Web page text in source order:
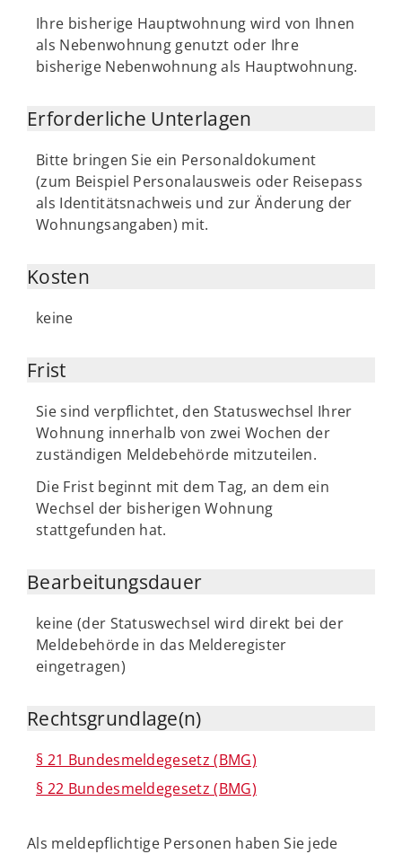
Ihre bisherige Hauptwohnung wird von Ihnen
als Nebenwohnung genutzt oder Ihre
bisherige Nebenwohnung als Hauptwohnung.
Erforderliche Unterlagen
Bitte bringen Sie ein Personaldokument
(zum Beispiel Personalausweis oder Reisepass
als Identitätsnachweis und zur Änderung der
Wohnungsangaben) mit.
Kosten
keine
Frist
Sie sind verpflichtet, den Statuswechsel Ihrer
Wohnung innerhalb von zwei Wochen der
zuständigen Meldebehörde mitzuteilen.
Die Frist beginnt mit dem Tag, an dem ein
Wechsel der bisherigen Wohnung
stattgefunden hat.
Bearbeitungsdauer
keine (der Statuswechsel wird direkt bei der
Meldebehörde in das Melderegister
eingetragen)
Rechtsgrundlage(n)
§ 21 Bundesmeldegesetz (BMG)
§ 22 Bundesmeldegesetz (BMG)
Als meldepflichtige Personen haben Sie jede